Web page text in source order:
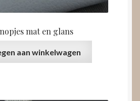
mat en glans
aan winkelwagen